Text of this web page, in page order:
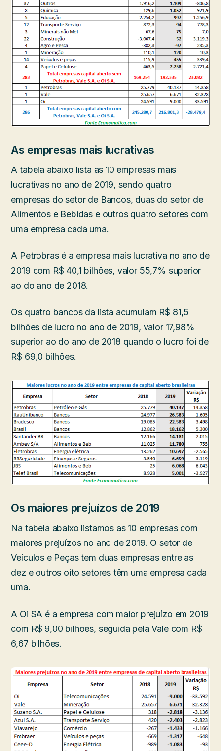
As empresas mais lucrativas
A tabela abaixo lista as 10 empresas mais
lucrativas no ano de 2019, sendo quatro
empresas do setor de Bancos, duas do setor de
Alimentos e Bebidas e outros quatro setores com
uma empresa cada uma.
A Petrobras é a empresa mais lucrativa no ano de
2019 com R$ 40,1 bilhões, valor 55,7% superior
ao do ano de 2018.
Os quatro bancos da lista acumulam R$ 81,5
bilhões de lucro no ano de 2019, valor 17,98%
superior ao do ano de 2018 quando o lucro foi de
R$ 69,0 bilhões.
Os maiores prejuízos de 2019
Na tabela abaixo listamos as 10 empresas com
maiores prejuízos no ano de 2019. O setor de
Veículos e Peças tem duas empresas entre as
dez e outros oito setores têm uma empresa cada
uma.
A Oi SA é a empresa com maior prejuízo em 2019
com R$ 9,00 bilhões, seguida pela Vale com R$
6,67 bilhões.